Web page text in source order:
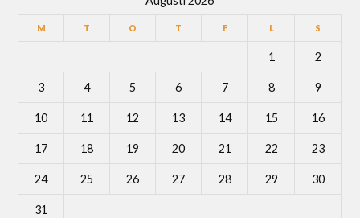
M T O T F L S
1 2
3 4 5 6 7 8 9
10 11 12 13 14 15 16
17 18 19 20 21 22 23
24 25 26 27 28 29 30
31